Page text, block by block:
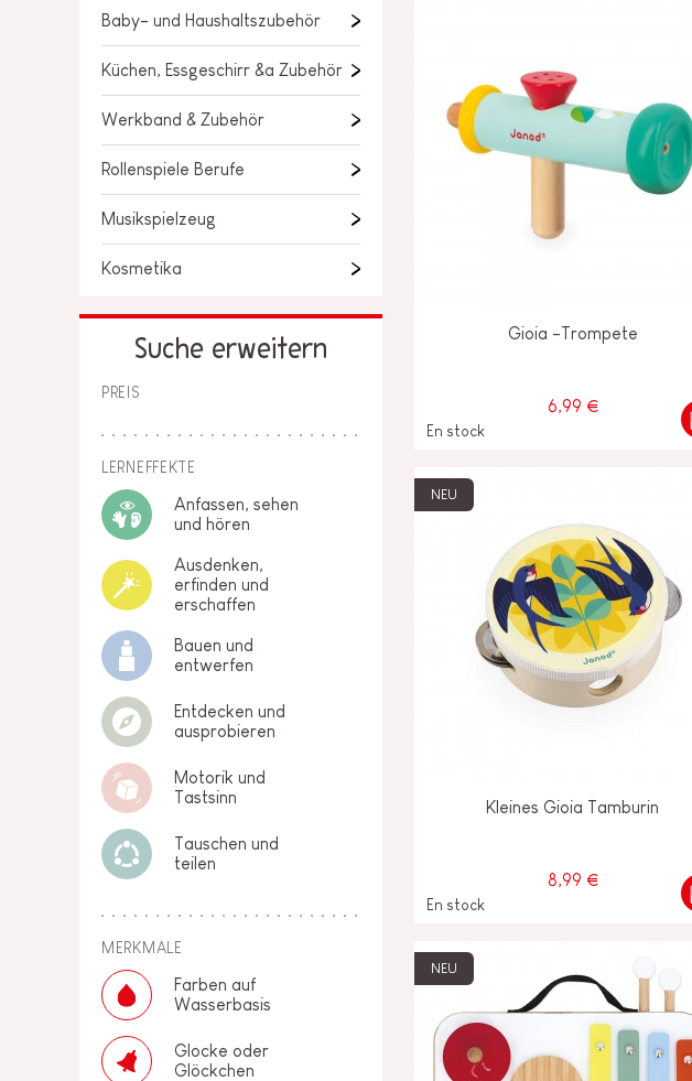
BABY &
SPIELWELTEN
OUTDOOR
TAFEL, MÖBEL &
LOSE STÜCKE
Baby- und Haushaltszubehör
Küchen, Essgeschirr &a Zubehör
Werkband & Zubehör
Rollenspiele Berufe
Musikspielzeug
Kosmetika
Suche erweitern
PREIS
LERNEFFEKTE
Anfassen, sehen
und hören
Ausdenken,
erfinden und
erschaffen
Bauen und
entwerfen
Entdecken und
ausprobieren
Motorik und
Tastsinn
Tauschen und
teilen
MERKMALE
Farben auf
Wasserbasis
Glocke oder
Glöckchen
Gioia -Trompete
6,99 €
En stock
NEU
Kleines Gioia Tamburin
8,99 €
En stock
NEU